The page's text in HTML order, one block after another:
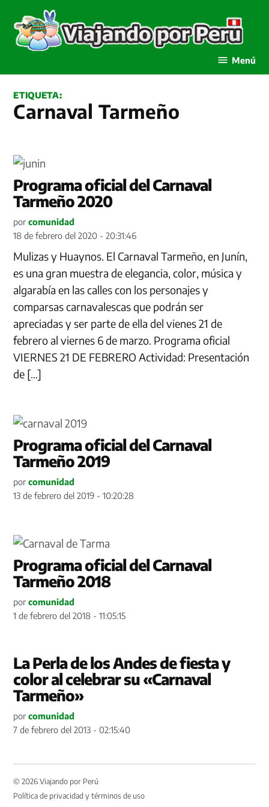
contenido
Menú
ETIQUETA:
Carnaval Tarmeño
Programa oficial del Carnaval
Tarmeño 2020
por comunidad
18 de febrero del 2020 - 20:31:46
Mulizas y Huaynos. El Carnaval Tarmeño, en Junín,
es una gran muestra de elegancia, color, música y
algarabía en las calles con los personajes y
comparsas carnavalescas que podrán ser
apreciadas y ser parte de ella del vienes 21 de
febrero al viernes 6 de marzo. Programa oficial
VIERNES 21 DE FEBRERO Actividad: Presentación
de […]
Programa oficial del Carnaval
Tarmeño 2019
por comunidad
13 de febrero del 2019 - 10:20:28
Programa oficial del Carnaval
Tarmeño 2018
por comunidad
1 de febrero del 2018 - 11:05:15
La Perla de los Andes de fiesta y
color al celebrar su «Carnaval
Tarmeño»
por comunidad
7 de febrero del 2013 - 02:15:40
© 2026 Viajando por Perú
Política de privacidad y términos de uso